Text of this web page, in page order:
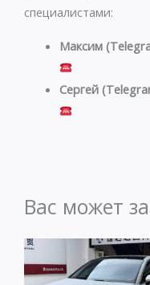
специалистами:
Максим
Сергей
Вас может